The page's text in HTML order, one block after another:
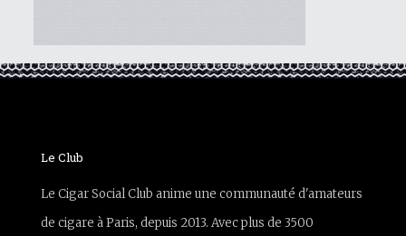
Le Club
Le Cigar Social Club anime une communauté d'amateurs
de cigare à Paris, depuis 2013. Avec plus de 3500